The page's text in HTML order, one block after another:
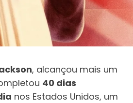
, alcançou mais um
40 dias
nos Estados Unidos, um